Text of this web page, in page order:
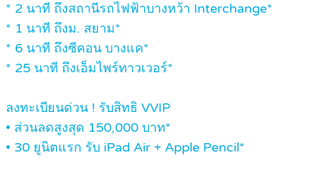
* 2 นาที ถึงสถานีรถไฟฟ้าบางหว้า Interchange*
* 1 นาที ถึงม. สยาม*
* 6 นาที ถึงซีคอน บางแค*
* 25 นาที ถึงเอ็มไพร์ทาวเวอร์*
ลงทะเบียนด่วน ! รับสิทธิ VVIP
• ส่วนลดสูงสุด 150,000 บาท*
• 30 ยูนิตแรก รับ iPad Air + Apple Pencil*